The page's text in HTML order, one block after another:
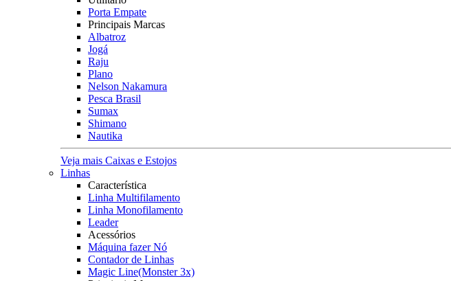
Porta Empate
Principais Marcas
Albatroz
Jogá
Raju
Plano
Nelson Nakamura
Pesca Brasil
Sumax
Shimano
Nautika
Veja mais Caixas e Estojos
Linhas
Característica
Linha Multifilamento
Linha Monofilamento
Leader
Acessórios
Máquina fazer Nó
Contador de Linhas
Magic Line(Monster 3x)